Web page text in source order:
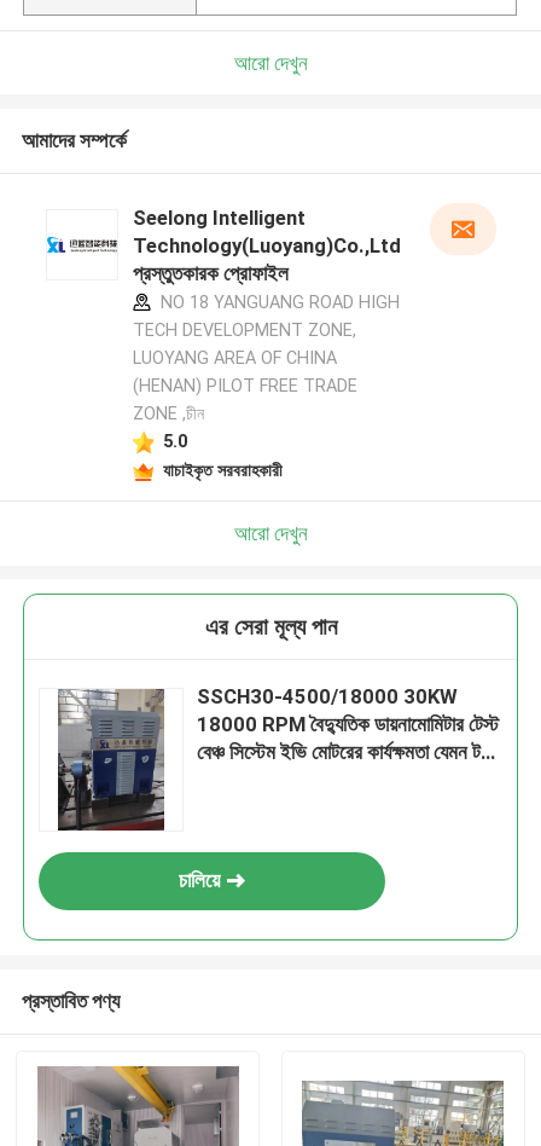
আরো দেখুন
আমাদের সম্পর্কে
Seelong Intelligent
Technology(Luoyang)Co.,Ltd
প্রস্তুতকারক প্রোফাইল
NO 18 YANGUANG ROAD HIGH
TECH DEVELOPMENT ZONE,
LUOYANG AREA OF CHINA
(HENAN) PILOT FREE TRADE
ZONE ,চীন
5.0
যাচাইকৃত সরবরাহকারী
আরো দেখুন
এর সেরা মূল্য পান
SSCH30-4500/18000 30KW
18000 RPM বৈদ্যুতিক ডায়নামোমিটার টেস্ট
বেঞ্চ সিস্টেম ইভি মোটরের কার্যক্ষমতা যেমন টর্ক
চালিয়ে
প্রস্তাবিত পণ্য